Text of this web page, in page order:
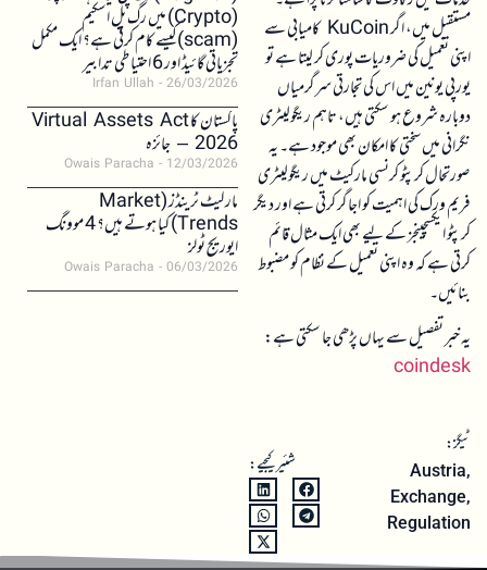
مستقبل میں، اگر KuCoin کامیابی سے
اپنی تعمیل کی ضروریات پوری کر لیتا ہے تو
یورپی یونین میں اس کی تجارتی سرگرمیاں
دوبارہ شروع ہو سکتی ہیں، تاہم ریگولیٹری
نگرانی میں سختی کا امکان بھی موجود ہے۔ یہ
صورتحال کرپٹو کرنسی مارکیٹ میں ریگولیٹری
فریم ورک کی اہمیت کو اجاگر کرتی ہے اور دیگر
کرپٹو ایکسچینجز کے لیے بھی ایک مثال قائم
کرتی ہے کہ وہ اپنی تعمیل کے نظام کو مضبوط
بنائیں۔
یہ خبر تفصیل سے یہاں پڑھی جا سکتی ہے:
coindesk
ٹیگز:
Austria,
Exchange,
Regulation
شئیر کیجیے:
(Crypto) میں رگ پل اسکیم
(scam)کیسے کام کرتی ہے؟ ایک مکمل
تجزیاتی گائیڈ اور 6 احتیاطی تدابیر
Irfan Ullah 26/03/2026
پاکستان کا Virtual Assets Act
2026 – جائزہ
Owais Paracha 12/03/2026
مارکیٹ ٹرینڈز (Market
Trends) کیا ہوتے ہیں؟ 4 موونگ
ایوریج ٹولز
Owais Paracha 06/03/2026